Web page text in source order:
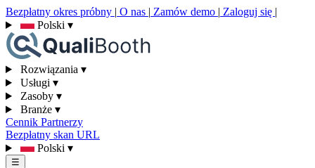
Bezpłatny okres próbny | O nas | Zamów demo | Zaloguj się |
Polski ▾
Rozwiązania ▾
Usługi ▾
Zasoby ▾
Branże ▾
Cennik Partnerzy
Bezpłatny skan URL
Polski ▾
☰